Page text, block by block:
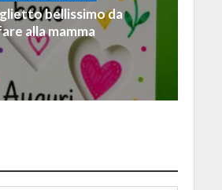
bellissimo da
alla mamma